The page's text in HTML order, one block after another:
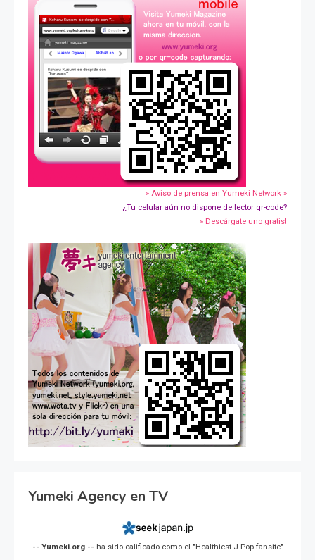
» Aviso de prensa en Yumeki Network »
¿Tu celular aún no dispone de lector qr-code?
» Descárgate uno gratis!
Yumeki Agency en TV
-- Yumeki.org -- ha sido calificado como el "Healthiest J-Pop fansite"